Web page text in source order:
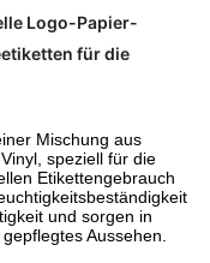
Logo-Papier-
für die
Mischung aus
speziell für die
Etikettengebrauch
und sorgen in
Aussehen.